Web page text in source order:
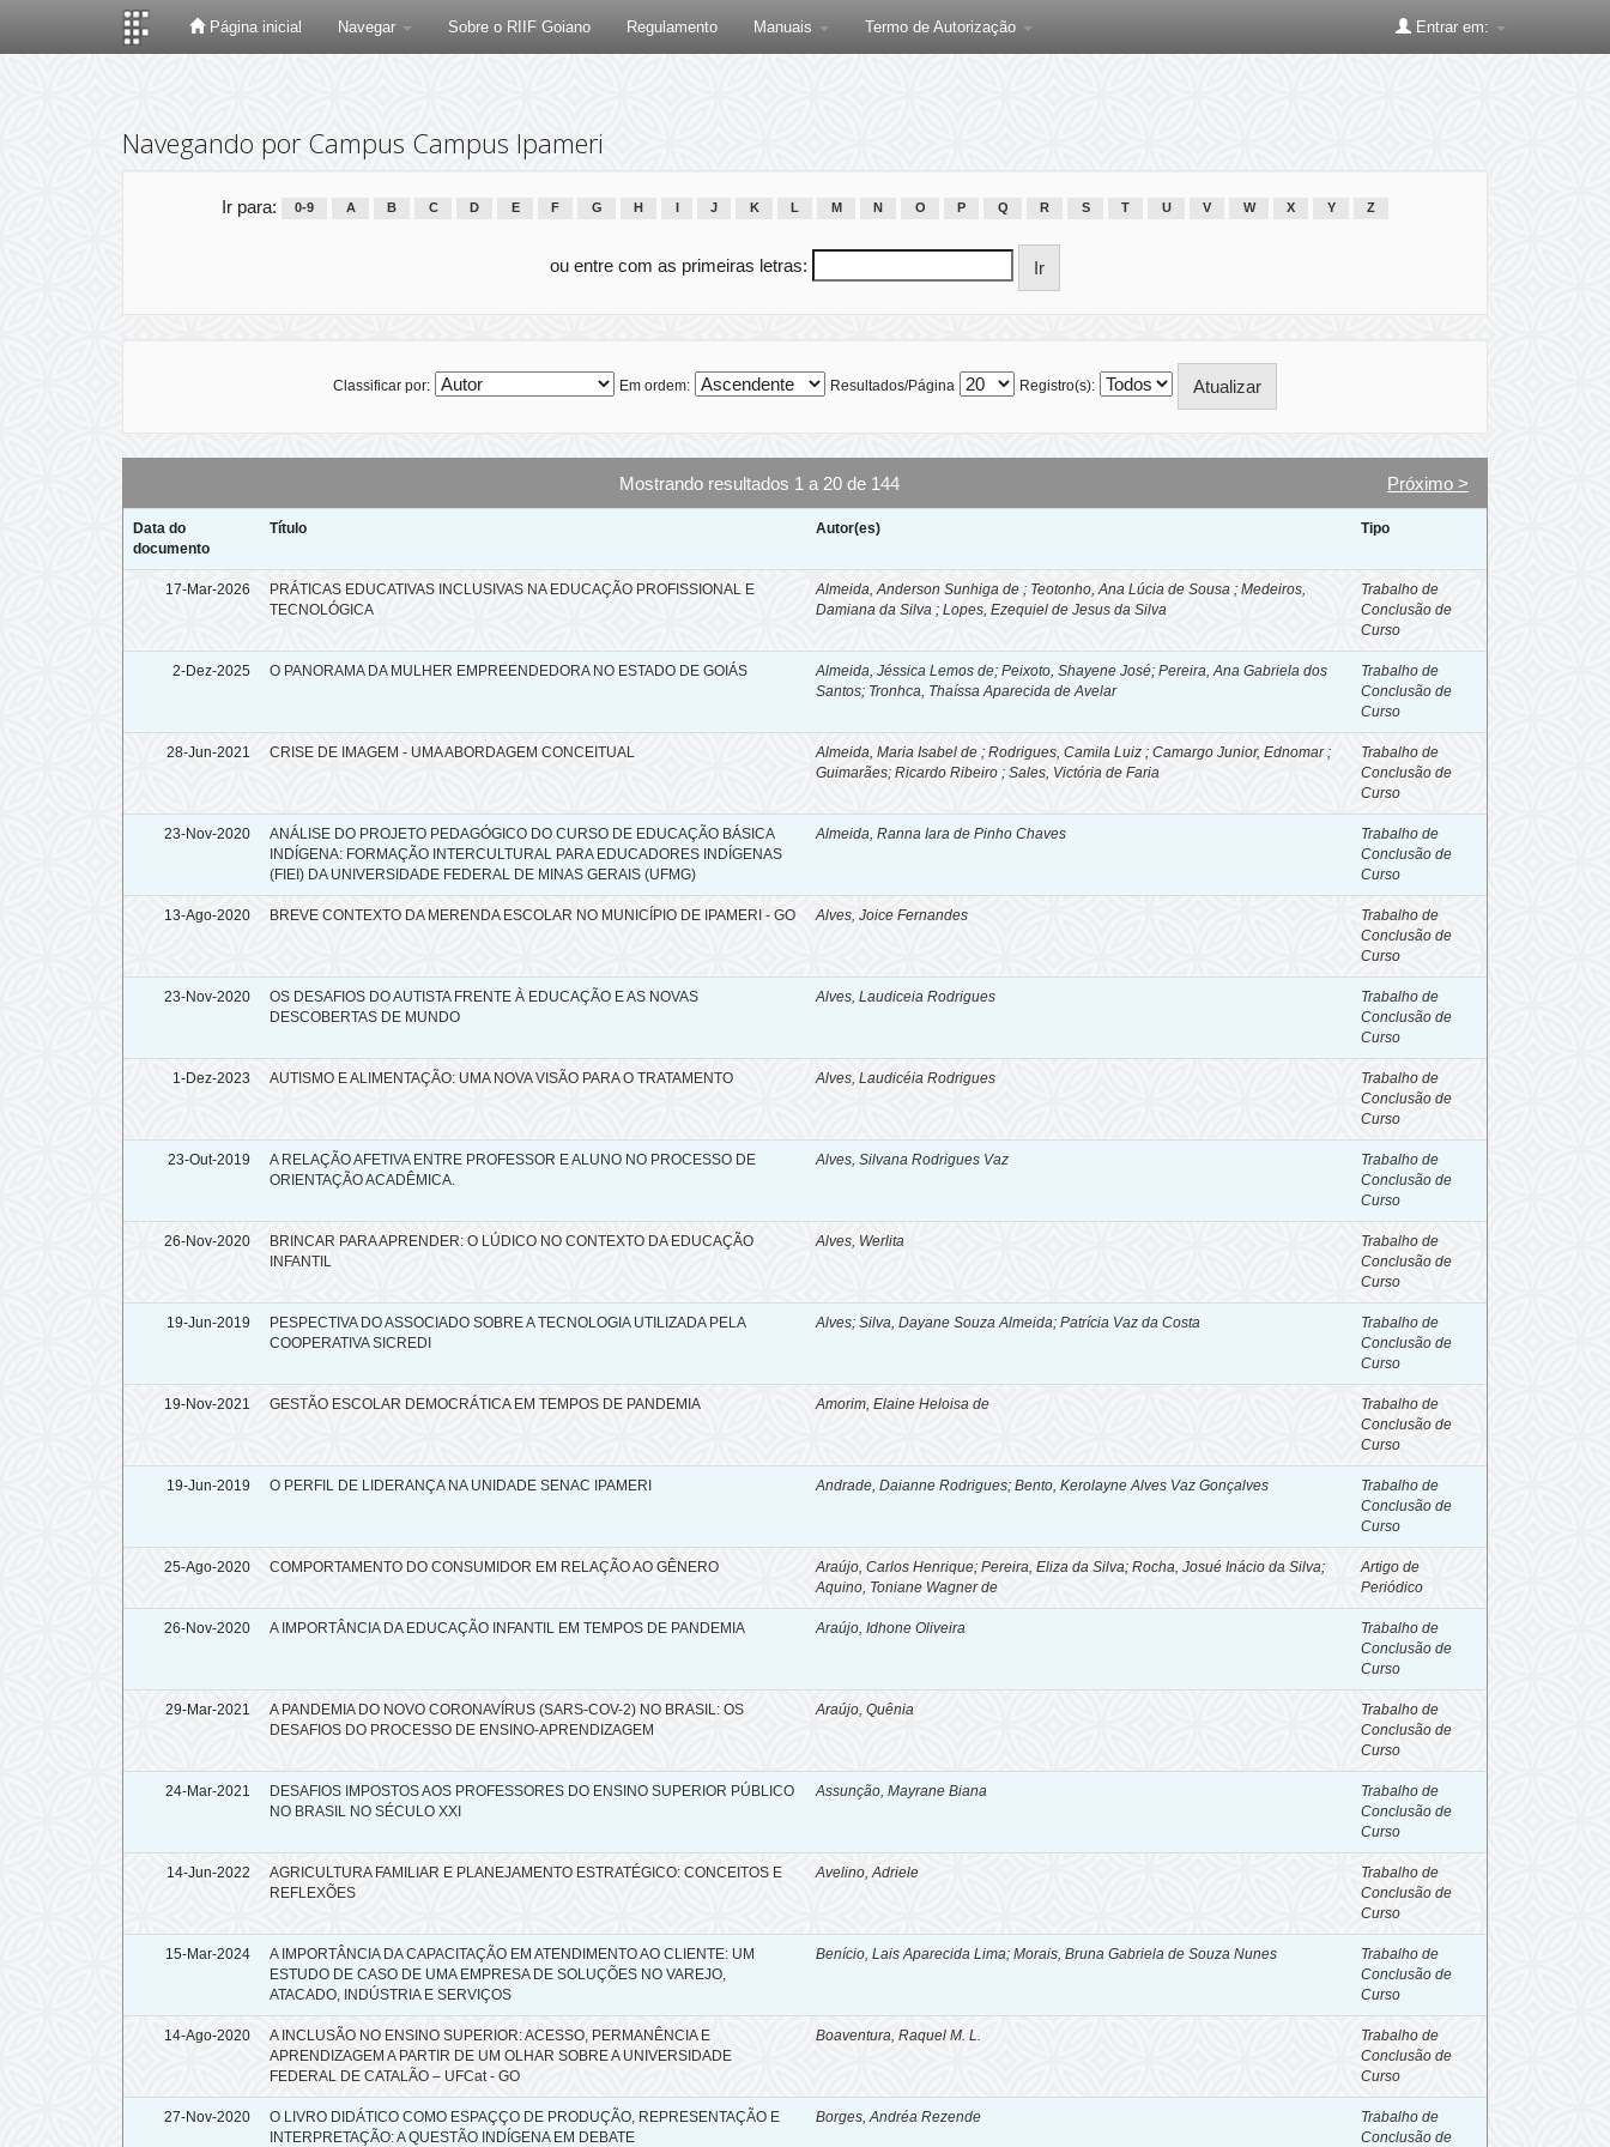
Página inicial Navegar Sobre o RIIF Goiano Regulamento Manuais Termo de Autorização Entrar em:
Navegando por Campus Campus Ipameri
Ir para: 0-9 A B C D E F G H J K L M N O P Q R S T U V W X Y Z
ou entre com as primeiras letras:
Classificar por: Em ordem: Resultados/Página Registro(s):
Mostrando resultados 1 a 20 de 144 Próximo >
Data do
documento
Título Autor(es) Tipo
17-Mar-2026
PRÁTICAS EDUCATIVAS INCLUSIVAS NA EDUCAÇÃO PROFISSIONAL E
TECNOLÓGICA
Almeida, Anderson Sunhiga de ; Teotonho, Ana Lúcia de Sousa ; Medeiros,
Damiana da Silva ; Lopes, Ezequiel de Jesus da Silva
Trabalho de
Conclusão de
Curso
2-Dez-2025 O PANORAMA DA MULHER EMPREENDEDORA NO ESTADO DE GOIÁS
Almeida, Jéssica Lemos de; Peixoto, Shayene José; Pereira, Ana Gabriela dos
Santos; Tronhca, Thaíssa Aparecida de Avelar
Trabalho de
Conclusão de
Curso
28-Jun-2021 CRISE DE IMAGEM - UMA ABORDAGEM CONCEITUAL
Almeida, Maria Isabel de ; Rodrigues, Camila Luiz ; Camargo Junior, Ednomar ;
Guimarães; Ricardo Ribeiro ; Sales, Victória de Faria
Trabalho de
Conclusão de
Curso
23-Nov-2020
ANÁLISE DO PROJETO PEDAGÓGICO DO CURSO DE EDUCAÇÃO BÁSICA
INDÍGENA: FORMAÇÃO INTERCULTURAL PARA EDUCADORES INDÍGENAS
(FIEI) DA UNIVERSIDADE FEDERAL DE MINAS GERAIS (UFMG)
Almeida, Ranna Iara de Pinho Chaves
Trabalho de
Conclusão de
Curso
13-Ago-2020 BREVE CONTEXTO DA MERENDA ESCOLAR NO MUNICÍPIO DE IPAMERI - GO Alves, Joice Fernandes
Trabalho de
Conclusão de
Curso
23-Nov-2020
OS DESAFIOS DO AUTISTA FRENTE À EDUCAÇÃO E AS NOVAS
DESCOBERTAS DE MUNDO
Alves, Laudiceia Rodrigues
Trabalho de
Conclusão de
Curso
1-Dez-2023 AUTISMO E ALIMENTAÇÃO: UMA NOVA VISÃO PARA O TRATAMENTO Alves, Laudicéia Rodrigues
Trabalho de
Conclusão de
Curso
23-Out-2019
A RELAÇÃO AFETIVA ENTRE PROFESSOR E ALUNO NO PROCESSO DE
ORIENTAÇÃO ACADÊMICA.
Alves, Silvana Rodrigues Vaz
Trabalho de
Conclusão de
Curso
26-Nov-2020
BRINCAR PARA APRENDER: O LÚDICO NO CONTEXTO DA EDUCAÇÃO
INFANTIL
Alves, Werlita
Trabalho de
Conclusão de
Curso
19-Jun-2019
PESPECTIVA DO ASSOCIADO SOBRE A TECNOLOGIA UTILIZADA PELA
COOPERATIVA SICREDI
Alves; Silva, Dayane Souza Almeida; Patrícia Vaz da Costa
Trabalho de
Conclusão de
Curso
19-Nov-2021 GESTÃO ESCOLAR DEMOCRÁTICA EM TEMPOS DE PANDEMIA Amorim, Elaine Heloisa de
Trabalho de
Conclusão de
Curso
19-Jun-2019 O PERFIL DE LIDERANÇA NA UNIDADE SENAC IPAMERI Andrade, Daianne Rodrigues; Bento, Kerolayne Alves Vaz Gonçalves
Trabalho de
Conclusão de
Curso
25-Ago-2020 COMPORTAMENTO DO CONSUMIDOR EM RELAÇÃO AO GÊNERO Araújo, Carlos Henrique; Pereira, Eliza da Silva; Rocha, Josué Inácio da Silva;
Aquino, Toniane Wagner de
Artigo de
Periódico
26-Nov-2020 A IMPORTÂNCIA DA EDUCAÇÃO INFANTIL EM TEMPOS DE PANDEMIA Araújo, Idhone Oliveira
Trabalho de
Conclusão de
Curso
29-Mar-2021
A PANDEMIA DO NOVO CORONAVÍRUS (SARS-COV-2) NO BRASIL: OS
DESAFIOS DO PROCESSO DE ENSINO-APRENDIZAGEM
Araújo, Quênia
Trabalho de
Conclusão de
Curso
24-Mar-2021
DESAFIOS IMPOSTOS AOS PROFESSORES DO ENSINO SUPERIOR PÚBLICO
NO BRASIL NO SÉCULO XXI
Assunção, Mayrane Biana
Trabalho de
Conclusão de
Curso
14-Jun-2022
AGRICULTURA FAMILIAR E PLANEJAMENTO ESTRATÉGICO: CONCEITOS E
REFLEXÕES
Avelino, Adriele
Trabalho de
Conclusão de
Curso
15-Mar-2024
A IMPORTÂNCIA DA CAPACITAÇÃO EM ATENDIMENTO AO CLIENTE: UM
ESTUDO DE CASO DE UMA EMPRESA DE SOLUÇÕES NO VAREJO,
ATACADO, INDÚSTRIA E SERVIÇOS
Benício, Lais Aparecida Lima; Morais, Bruna Gabriela de Souza Nunes
Trabalho de
Conclusão de
Curso
14-Ago-2020
A INCLUSÃO NO ENSINO SUPERIOR: ACESSO, PERMANÊNCIA E
APRENDIZAGEM A PARTIR DE UM OLHAR SOBRE A UNIVERSIDADE
FEDERAL DE CATALÃO – UFCat - GO
Boaventura, Raquel M. L.
Trabalho de
Conclusão de
Curso
27-Nov-2020
O LIVRO DIDÁTICO COMO ESPAÇÇO DE PRODUÇÃO, REPRESENTAÇÃO E
INTERPRETAÇÃO: A QUESTÃO INDÍGENA EM DEBATE
Borges, Andréa Rezende
Trabalho de
Conclusão de